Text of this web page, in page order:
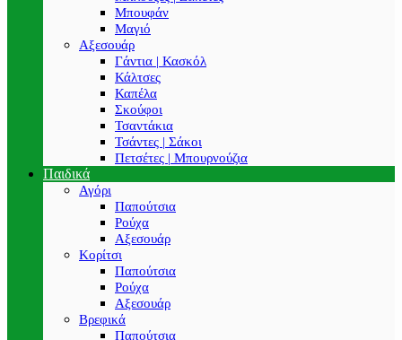
Μπουφάν
Μαγιό
Αξεσουάρ
Γάντια | Κασκόλ
Κάλτσες
Καπέλα
Σκούφοι
Τσαντάκια
Τσάντες | Σάκοι
Πετσέτες | Μπουρνούζια
Παιδικά
Αγόρι
Παπούτσια
Ρούχα
Αξεσουάρ
Κορίτσι
Παπούτσια
Ρούχα
Αξεσουάρ
Βρεφικά
Παπούτσια